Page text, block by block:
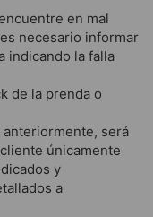
en mal
necesario informar
indicando la falla
de la prenda o
será
únicamente
y
a